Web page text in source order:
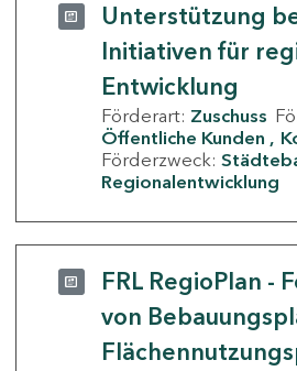
Unterstützung
Initiativen für
Entwicklung
Förderart: Zuschuss
Öffentliche Kunden
Förderzweck:
Regionalentwicklung
FRL RegioPlan -
von